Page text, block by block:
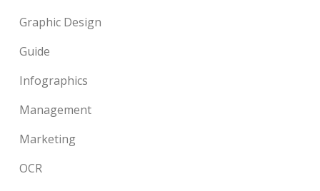
Graphic Design
Guide
Infographics
Management
Marketing
OCR